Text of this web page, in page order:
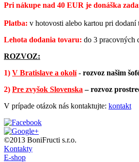
Pri nákupe nad 40 EUR je donáška
Platba: v hotovosti alebo kartou pri dodaní
Lehota dodania tovaru: do 3 pracovných
ROZVOZ:
1) V Bratislave a okolí- rozvoz našim
2) Pre zvyšok Slovenska–rozvoz
V prípade otázok nás kontaktujte: kontakt
©2013 BoniFructi s.r.o.
Kontakty
E-shop